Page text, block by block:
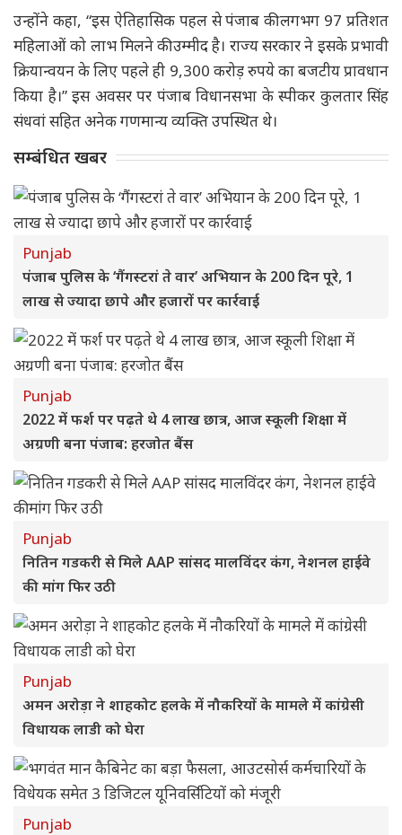
उन्होंने कहा, “इस ऐतिहासिक पहल से पंजाब की लगभग 97 प्रतिशत
महिलाओं को लाभ मिलने की उम्मीद है। राज्य सरकार ने इसके प्रभावी
क्रियान्वयन के लिए पहले ही 9,300 करोड़ रुपये का बजटीय प्रावधान
किया है।” इस अवसर पर पंजाब विधानसभा के स्पीकर कुलतार सिंह
संधवां सहित अनेक गणमान्य व्यक्ति उपस्थित थे।
सम्बंधित खबर
Punjab
पंजाब पुलिस के ‘गैंगस्टरां ते वार’ अभियान के 200 दिन पूरे, 1
लाख से ज्यादा छापे और हजारों पर कार्रवाई
Punjab
2022 में फर्श पर पढ़ते थे 4 लाख छात्र, आज स्कूली शिक्षा में
अग्रणी बना पंजाब: हरजोत बैंस
Punjab
नितिन गडकरी से मिले AAP सांसद मालविंदर कंग, नेशनल हाईवे
की मांग फिर उठी
Punjab
अमन अरोड़ा ने शाहकोट हलके में नौकरियों के मामले में कांग्रेसी
विधायक लाडी को घेरा
Punjab